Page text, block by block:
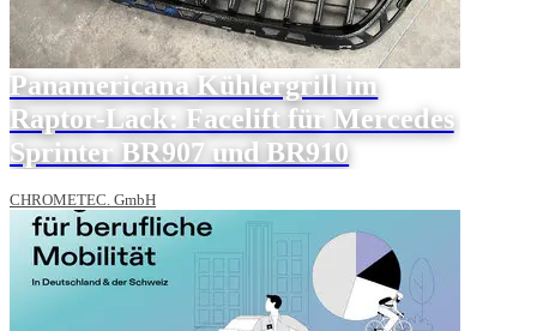
Panamericana Kühlergrill im
Raptor-Lack: Facelift für Mercedes
Sprinter BR907 und BR910
CHROMETEC. GmbH